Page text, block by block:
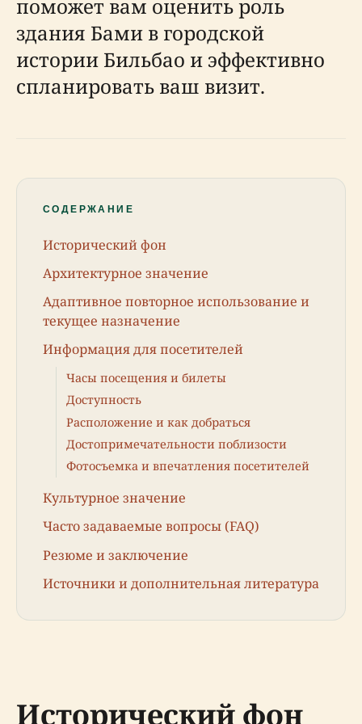
поможет вам оценить роль
здания Бами в городской
истории Бильбао и эффективно
спланировать ваш визит.
СОДЕРЖАНИЕ
Исторический фон
Архитектурное значение
Адаптивное повторное использование и
текущее назначение
Информация для посетителей
Часы посещения и билеты
Доступность
Расположение и как добраться
Достопримечательности поблизости
Фотосъемка и впечатления посетителей
Культурное значение
Часто задаваемые вопросы (FAQ)
Резюме и заключение
Источники и дополнительная литература
Исторический фон